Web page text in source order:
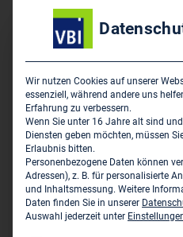
Sitz des Zweigbüros
TECON Engineering S.R.L.
Strada Negru Voda Nr. 16
RO-100149 Ploiesti
0040 344 401 333
romania@tecon.at
www.lif.com
Wir nutzen Cookies auf unserer
essenziell, während andere uns
Erfahrung zu verbessern.
Wenn Sie unter 16 Jahre alt sind
Diensten geben möchten, müssen
Erlaubnis bitten.
Personenbezogene Daten können
Adressen), z. B. für personalisierte
und Inhaltsmessung. Weitere
Daten finden Sie in unserer
Auswahl jederzeit unter